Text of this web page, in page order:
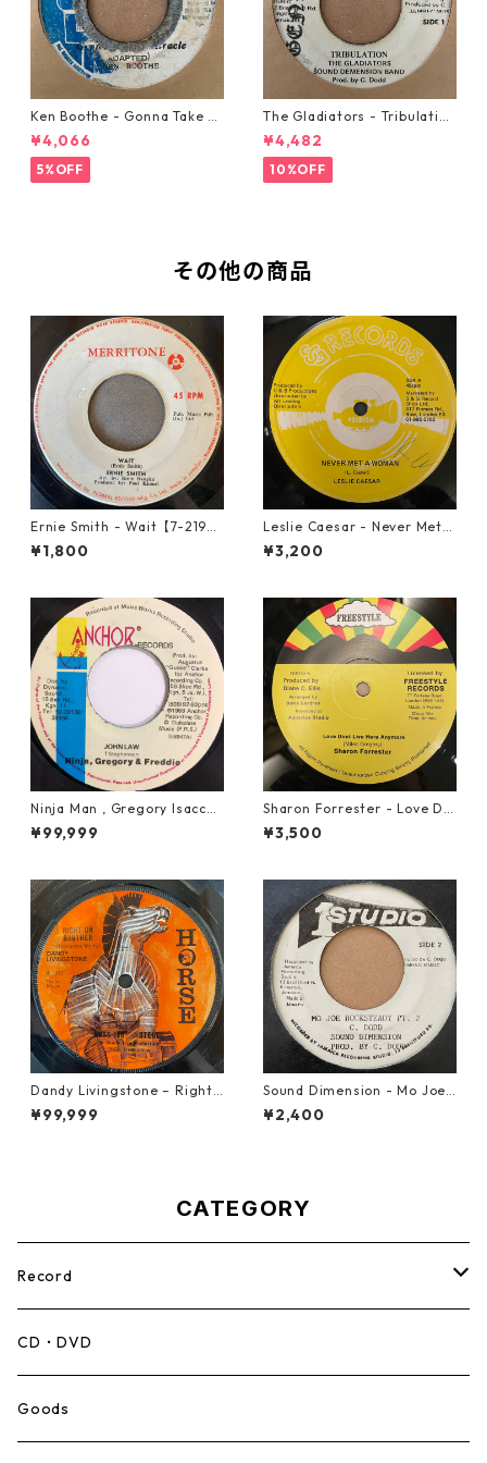
Ken Boothe - Gonna Take A
Miracle【7-21362】
¥4,066
5%OFF
The Gladiators - Tribulation
【7-21365】
¥4,482
10%OFF
その他の商品
Ernie Smith - Wait【7-2196
0】
¥1,800
Leslie Caesar - Never Met A
Woman【12-50067】
¥3,200
Ninja Man , Gregory Isaccs
& Freddie Mcgregor - John
Low【7-20010】
¥99,999
Sharon Forrester - Love Do
n't Live Here Anymore【12-
50068】
¥3,500
Dandy Livingstone – Right
On Brother【7-21946】
¥99,999
Sound Dimension - Mo Joe
Rock Steady【7-21087】
¥2,400
CATEGORY
Record
Mento,Calypso,Ballad
Ska
CD・DVD
Goods